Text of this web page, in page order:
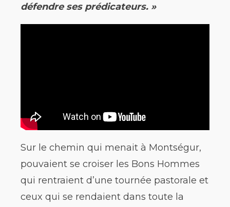
défendre ses prédicateurs. »
Sur le chemin qui menait à Montségur,
pouvaient se croiser les Bons Hommes
qui rentraient d’une tournée pastorale et
ceux qui se rendaient dans toute la